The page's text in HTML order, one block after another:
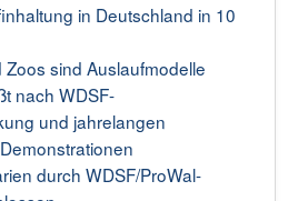
in Deutschland in 10
sind Auslaufmodelle
nach WDSF-
und jahrelangen
durch WDSF/ProWal-